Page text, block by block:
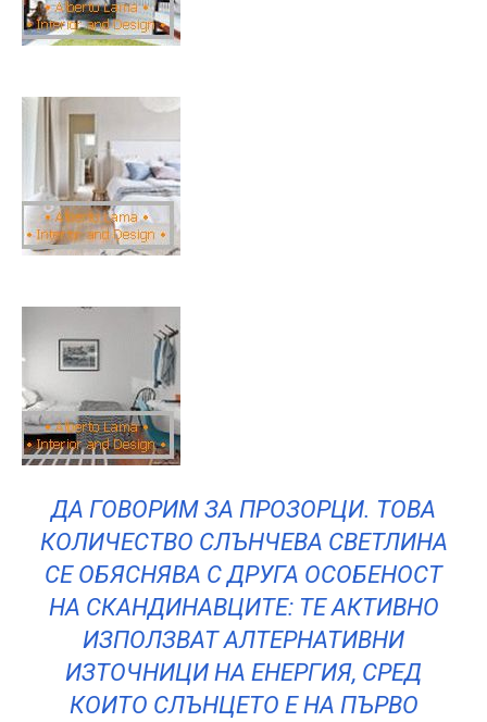
ДА ГОВОРИМ ЗА ПРОЗОРЦИ. ТОВА
КОЛИЧЕСТВО СЛЪНЧЕВА СВЕТЛИНА
СЕ ОБЯСНЯВА С ДРУГА ОСОБЕНОСТ
НА СКАНДИНАВЦИТЕ: ТЕ АКТИВНО
ИЗПОЛЗВАТ АЛТЕРНАТИВНИ
ИЗТОЧНИЦИ НА ЕНЕРГИЯ, СРЕД
КОИТО СЛЪНЦЕТО Е НА ПЪРВО